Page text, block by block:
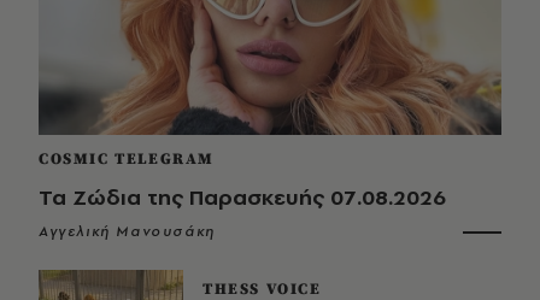
COSMIC TELEGRAM
Τα Ζώδια της Παρασκευής 07.08.2026
Αγγελική Μανουσάκη
THESS VOICE